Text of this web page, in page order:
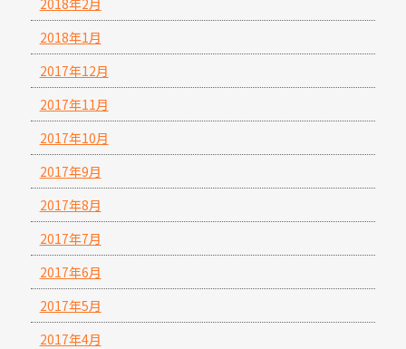
2018年1月
2017年12月
2017年11月
2017年10月
2017年9月
2017年8月
2017年7月
2017年6月
2017年5月
2017年4月